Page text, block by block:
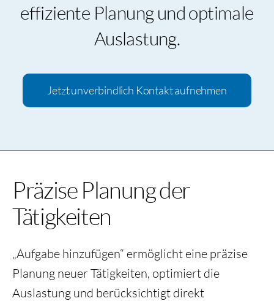
effiziente Planung und optimale
Auslastung.
Jetzt unverbindlich Kontakt aufnehmen
Präzise Planung der
Tätigkeiten
„Aufgabe hinzufügen“ ermöglicht eine präzise
Planung neuer Tätigkeiten, optimiert die
Auslastung und berücksichtigt direkt